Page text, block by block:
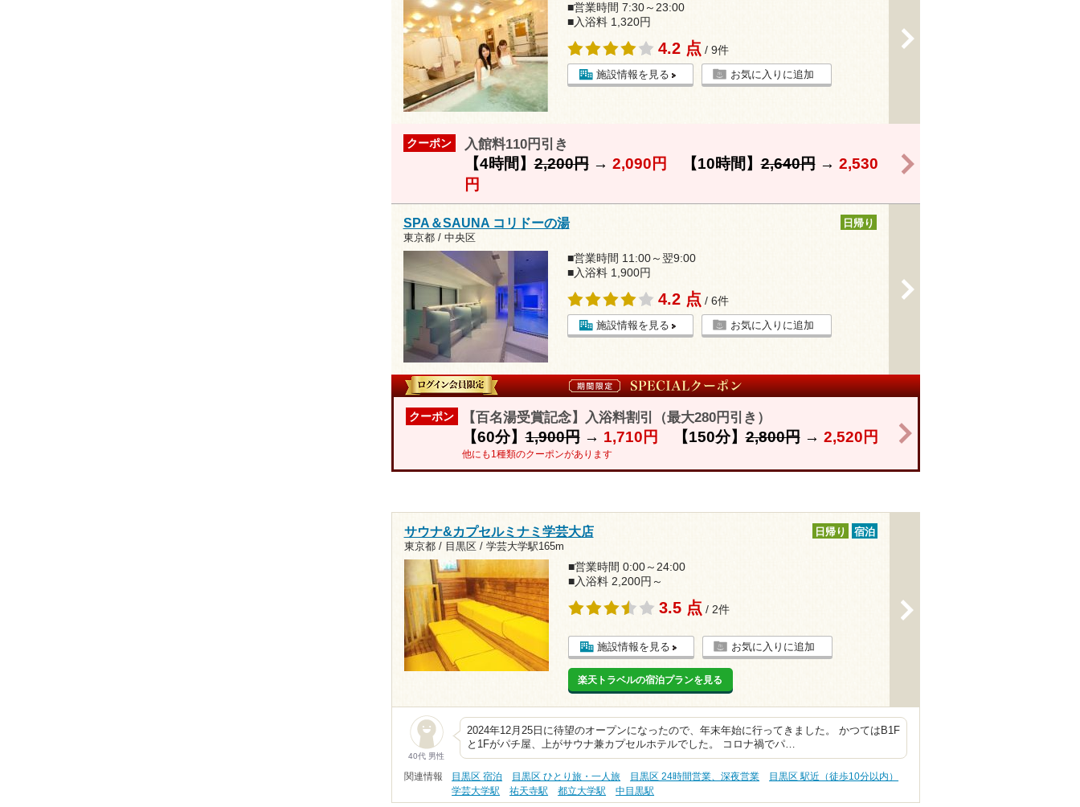
■営業時間 7:30～23:00
■入浴料 1,320円
4.2 点 / 9件
施設情報を見る お気に入りに追加
クーポン 入館料110円引き
【4時間】2,200円→ 2,090円 【10時間】2,640円→ 2,530
円
SPA＆SAUNA コリドーの湯
東京都 / 中央区
日帰り
■営業時間 11:00～翌9:00
■入浴料 1,900円
4.2 点 / 6件
施設情報を見る お気に入りに追加
クーポン 【百名湯受賞記念】入浴料割引（最大280円引き）
【60分】1,900円→ 1,710円 【150分】2,800円→ 2,520円
他にも1種類のクーポンがあります
>
サウナ&カプセルミナミ学芸大店
東京都 / 目黒区 / 学芸大学駅165m
日帰り 宿泊
■営業時間 0:00～24:00
■入浴料 2,200円～
3.5 点 / 2件
施設情報を見る お気に入りに追加
楽天トラベルの宿泊プランを見る
40代 男性
2024年12月25日に待望のオープンになったので、年末年始に行ってきました。 かつてはB1F
と1Fがパチ屋、上がサウナ兼カプセルホテルでした。 コロナ禍でパ…
関連情報 目黒区 宿泊 目黒区 ひとり旅・一人旅 目黒区 24時間営業、深夜営業
目黒区 駅近（徒歩10分以内）
学芸大学駅
祐天寺駅 都立大学駅 中目黒駅